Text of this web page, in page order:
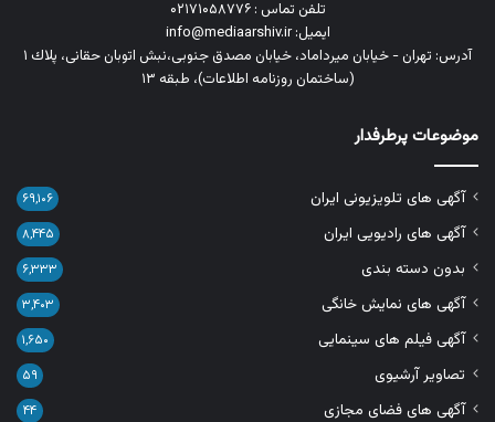
تلفن تماس : ۰۲۱۷۱۰۵۸۷۷۶
ایمیل: info@mediaarshiv.ir
آدرس: تهران - خیابان میرداماد، خیابان مصدق جنوبی،نبش اتوبان حقانی، پلاك ١
(ساختمان روزنامه اطلاعات)، طبقه ۱۳
موضوعات پرطرفدار
آگهی های تلویزیونی ایران ۶۹,۱۰۶
آگهی های رادیویی ایران ۸,۴۴۵
بدون دسته بندی ۶,۳۳۳
آگهی های نمایش خانگی ۳,۴۰۳
آگهی فیلم های سینمایی ۱,۶۵۰
تصاویر آرشیوی ۵۹
آگهی های فضای مجازی ۴۴